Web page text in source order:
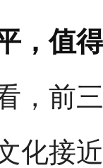
，值得
，前
化接